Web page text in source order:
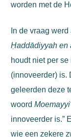
worden met de
In de vraag
Ḥaddādiyyah en
houdt niet per
(innoveerder) is.
geleerden deze
woord
innoveerder is.”
wie een zekere